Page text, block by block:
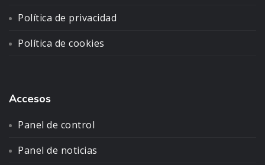
Política de privacidad
Política de cookies
Accesos
Panel de control
Panel de noticias